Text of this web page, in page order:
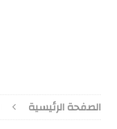
الصفحة الرئيسية